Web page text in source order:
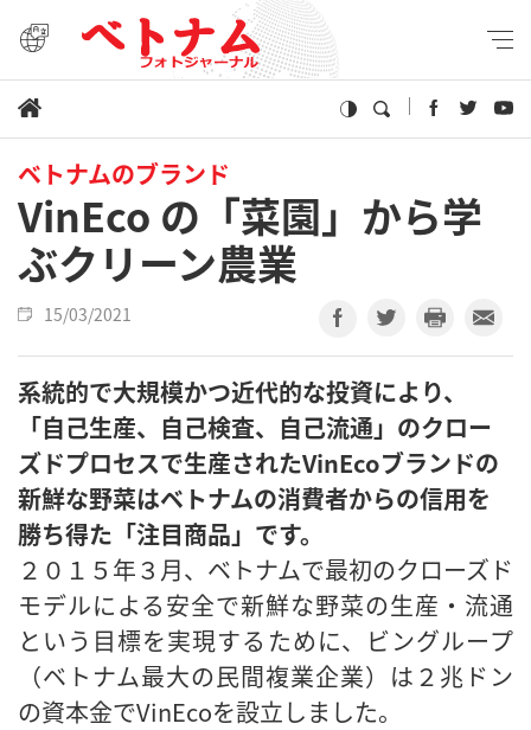
ベトナムのブランド
VinEco の「菜園」から学
ぶクリーン農業
15/03/2021
系統的で大規模かつ近代的な投資により、
「自己生産、自己検査、自己流通」のクロー
ズドプロセスで生産されたVinEcoブランドの
新鮮な野菜はベトナムの消費者からの信用を
勝ち得た「注目商品」です。
２０１５年３月、ベトナムで最初のクローズド
モデルによる安全で新鮮な野菜の生産・流通
という目標を実現するために、ビングループ
（ベトナム最大の民間複業企業）は２兆ドン
の資本金でVinEcoを設立しました。